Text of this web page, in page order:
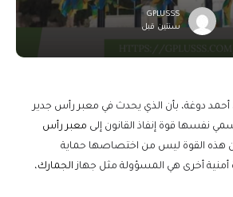
GPLUSSS
سنتين قبل
أحمد دوغة، بأن الذي يحدث في معبر رأس جدير
نفسها قوة إنفاذ القانون إلى معبر رأس
هذه القوة ليس من اختصاصها حماية
أمنية أخرى هي المسؤولة مثل جهازالجمارك،